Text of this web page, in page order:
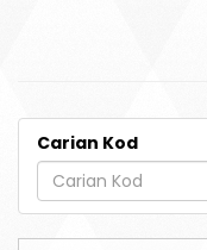
Carian Kod